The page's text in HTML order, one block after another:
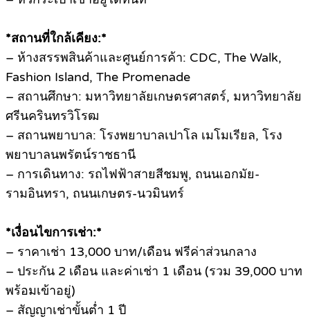
*สถานที่ใกล้เคียง:*
– ห้างสรรพสินค้าและศูนย์การค้า: CDC, The Walk,
Fashion Island, The Promenade
– สถานศึกษา: มหาวิทยาลัยเกษตรศาสตร์, มหาวิทยาลัย
ศรีนครินทรวิโรฒ
– สถานพยาบาล: โรงพยาบาลเปาโล เมโมเรียล, โรง
พยาบาลนพรัตน์ราชธานี
– การเดินทาง: รถไฟฟ้าสายสีชมพู, ถนนเอกมัย-
รามอินทรา, ถนนเกษตร-นวมินทร์
*เงื่อนไขการเช่า:*
– ราคาเช่า 13,000 บาท/เดือน ฟรีค่าส่วนกลาง
– ประกัน 2 เดือน และค่าเช่า 1 เดือน (รวม 39,000 บาท
พร้อมเข้าอยู่)
– สัญญาเช่าขั้นต่ำ 1 ปี